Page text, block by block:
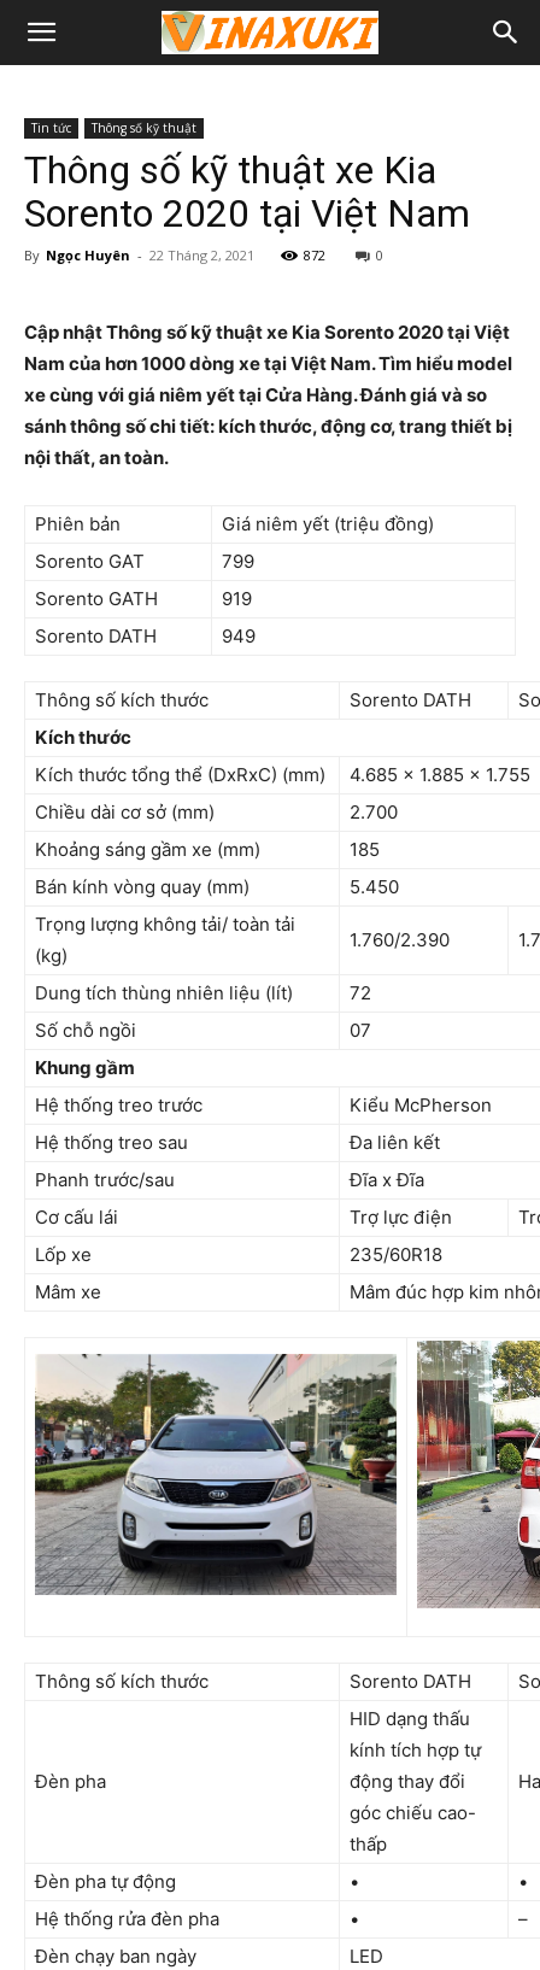
Tin tức Thông số kỹ thuật
Thông số kỹ thuật xe Kia
Sorento 2020 tại Việt Nam
By Ngọc Huyên - 22 Tháng 2, 2021 872 0
Cập nhật Thông số kỹ thuật xe Kia Sorento 2020 tại Việt
Nam của hơn 1000 dòng xe tại Việt Nam. Tìm hiểu model
xe cùng với giá niêm yết tại Cửa Hàng. Đánh giá và so
sánh thông số chi tiết: kích thước, động cơ, trang thiết bị
nội thất, an toàn.
Phiên bản
Giá niêm yết (triệu đồng)
Sorento GAT
799
Sorento GATH
919
Sorento DATH
949
Thông số kích thước Sorento DATH
Kích thước
Kích thước tổng thể (DxRxC) (mm)
4.685 x 1.885 x 1.755
Chiều dài cơ sở (mm)
2.700
Khoảng sáng gầm xe (mm)
185
Bán kính vòng quay (mm)
5.450
Trọng lượng không tải/ toàn tải
(kg)
1.760/2.390
Dung tích thùng nhiên liệu (lít)
72
Số chỗ ngồi
07
Khung gầm
Hệ thống treo trước
Kiểu McPherson
Hệ thống treo sau
Đa liên kết
Phanh trước/sau
Đĩa x Đĩa
Cơ cấu lái
Trợ lực điện
Lốp xe
235/60R18
Mâm xe
Mâm đúc hợp kim
Thông số kích thước Sorento DATH
Đèn pha
HID dạng thấu
kính tích hợp tự
động thay đổi
góc chiếu cao-
thấp
Đèn pha tự động •
•
Hệ thống rửa đèn pha
•
–
Đèn chạy ban ngày
LED